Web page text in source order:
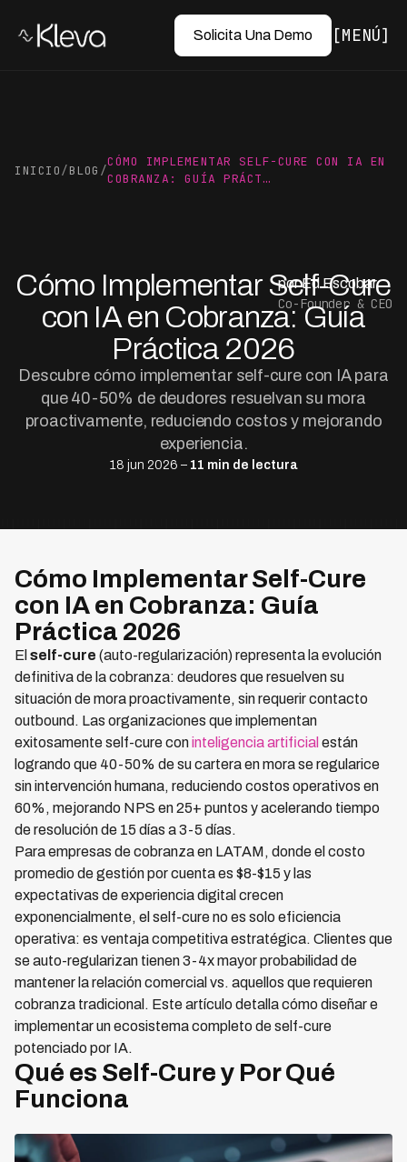
Solicita Una Demo MENÚ
INICIO/BLOG /
CÓMO IMPLEMENTAR SELF-CURE CON IA EN
COBRANZA: GUÍA PRÁCT…
Cómo Implementar Self-Cure
con IA en Cobranza: Guía
Práctica 2026
Descubre cómo implementar self-cure con IA para
que 40-50% de deudores resuelvan su mora
proactivamente, reduciendo costos y mejorando
experiencia.
18 jun 2026 – 11 min de lectura
por Ed Escobar
Co-Founder & CEO
Cómo Implementar Self-Cure
con IA en Cobranza: Guía
Práctica 2026
El self-cure (auto-regularización) representa la evolución
definitiva de la cobranza: deudores que resuelven su
situación de mora proactivamente, sin requerir contacto
outbound. Las organizaciones que implementan
exitosamente self-cure coninteligencia artificial están
logrando que 40-50% de su cartera en mora se regularice
sin intervención humana, reduciendo costos operativos en
60%, mejorando NPS en 25+ puntos y acelerando tiempo
de resolución de 15 días a 3-5 días.
Para empresas de cobranza en LATAM, donde el costo
promedio de gestión por cuenta es $8-$15 y las
expectativas de experiencia digital crecen
exponencialmente, el self-cure no es solo eficiencia
operativa: es ventaja competitiva estratégica. Clientes que
se auto-regularizan tienen 3-4x mayor probabilidad de
mantener la relación comercial vs. aquellos que requieren
cobranza tradicional. Este artículo detalla cómo diseñar e
implementar un ecosistema completo de self-cure
potenciado por IA.
Qué es Self-Cure y Por Qué
Funciona